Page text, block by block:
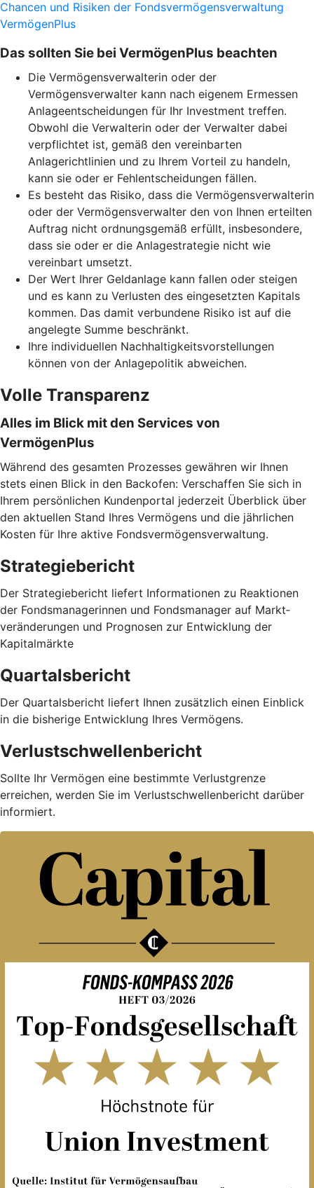
Chancen und Risiken der Fondsvermögensverwaltung
VermögenPlus
Das sollten Sie bei VermögenPlus beachten
Die Vermögensverwalterin oder der
Vermögensverwalter kann nach eigenem Ermessen
Anlageentscheidungen für Ihr Investment treffen.
Obwohl die Verwalterin oder der Verwalter dabei
verpflichtet ist, gemäß den vereinbarten
Anlagerichtlinien und zu Ihrem Vorteil zu handeln,
kann sie oder er Fehlentscheidungen fällen.
Es besteht das Risiko, dass die Vermögensverwalterin
oder der Vermögensverwalter den von Ihnen erteilten
Auftrag nicht ordnungsgemäß erfüllt, insbesondere,
dass sie oder er die Anlagestrategie nicht wie
vereinbart umsetzt.
Der Wert Ihrer Geldanlage kann fallen oder steigen
und es kann zu Verlusten des eingesetzten Kapitals
kommen. Das damit verbundene Risiko ist auf die
angelegte Summe beschränkt.
Ihre individuellen Nachhaltigkeitsvorstellungen
können von der Anlagepolitik abweichen.
Volle Transparenz
Alles im Blick mit den Services von
VermögenPlus
Während des gesamten Prozesses gewähren wir Ihnen
stets einen Blick in den Backofen: Verschaffen Sie sich in
Ihrem persönlichen Kundenportal jederzeit Überblick über
den aktuellen Stand Ihres Vermögens und die jährlichen
Kosten für Ihre aktive Fondsvermögensverwaltung.
Strategiebericht
Der Strategiebericht liefert Informationen zu Reaktionen
der Fondsmanagerinnen und Fondsmanager auf Markt­
veränderungen und Prognosen zur Entwicklung der
Kapitalmärkte
Quartalsbericht
Der Quartalsbericht liefert Ihnen zusätzlich einen Einblick
in die bisherige Entwicklung Ihres Vermögens.
Verlustschwellenbericht
Sollte Ihr Vermögen eine bestimmte Verlustgrenze
erreichen, werden Sie im Verlustschwellenbericht darüber
informiert.